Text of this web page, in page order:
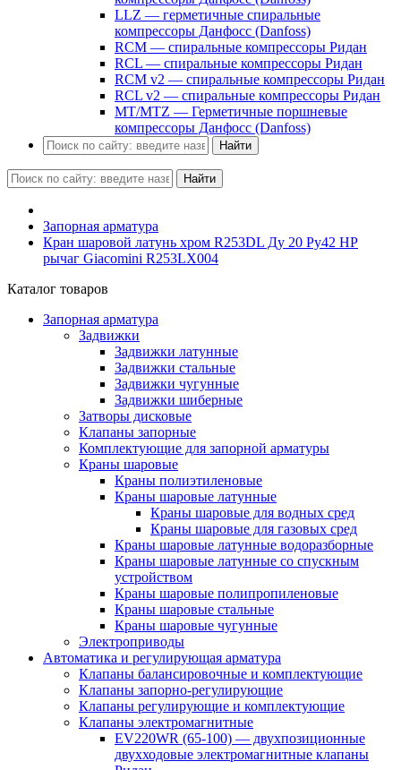
LLZ — герметичные спиральные
компрессоры Данфосс (Danfoss)
RCM — спиральные компрессоры Ридан
RCL — спиральные компрессоры Ридан
RCM v2 — спиральные компрессоры Ридан
RCL v2 — спиральные компрессоры Ридан
MT/MTZ — Герметичные поршневые
компрессоры Данфосс (Danfoss)
Найти
Найти
Запорная арматура
Кран шаровой латунь хром R253DL Ду 20 Ру42 НР
рычаг Giacomini R253LX004
Каталог товаров
Запорная арматура
Задвижки
Задвижки латунные
Задвижки стальные
Задвижки чугунные
Задвижки шиберные
Затворы дисковые
Клапаны запорные
Комплектующие для запорной арматуры
Краны шаровые
Краны полиэтиленовые
Краны шаровые латунные
Краны шаровые для водных сред
Краны шаровые для газовых сред
Краны шаровые латунные водоразборные
Краны шаровые латунные со спускным
устройством
Краны шаровые полипропиленовые
Краны шаровые стальные
Краны шаровые чугунные
Электроприводы
Автоматика и регулирующая арматура
Клапаны балансировочные и комплектующие
Клапаны запорно-регулирующие
Клапаны регулирующие и комплектующие
Клапаны электромагнитные
EV220WR (65-100) — двухпозиционные
двухходовые электромагнитные клапаны